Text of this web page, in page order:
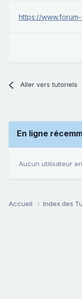
https://
Aller vers tutoriels
En ligne
Aucun utilisateur
Accueil Index des